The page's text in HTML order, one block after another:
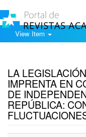
View Item
LA
IMPRENTA EN
DE
REPÚBLICA: